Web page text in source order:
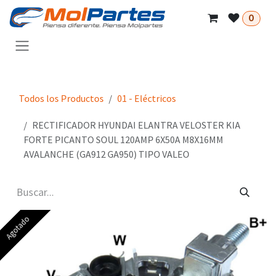
Ir al contenido
0
Todos los Productos 01 - Eléctricos
RECTIFICADOR HYUNDAI ELANTRA VELOSTER KIA
FORTE PICANTO SOUL 120AMP 6X50A M8X16MM
AVALANCHE (GA912 GA950) TIPO VALEO
Agotado
Agotado